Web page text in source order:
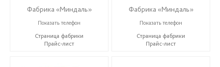
Фабрика «Миндаль»
+7 (927) 630-62-82
Показать телефон
Страница фабрики
Прайс-лист
Фабрика «Миндаль»
+7 (927) 630-62-82
Показать телефон
Страница фабрики
Прайс-лист